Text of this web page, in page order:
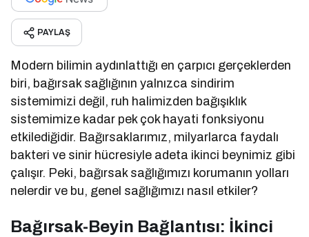
PAYLAŞ
Modern bilimin aydınlattığı en çarpıcı gerçeklerden
biri, bağırsak sağlığının yalnızca sindirim
sistemimizi değil, ruh halimizden bağışıklık
sistemimize kadar pek çok hayati fonksiyonu
etkilediğidir. Bağırsaklarımız, milyarlarca faydalı
bakteri ve sinir hücresiyle adeta ikinci beynimiz gibi
çalışır. Peki, bağırsak sağlığımızı korumanın yolları
nelerdir ve bu, genel sağlığımızı nasıl etkiler?
Bağırsak-Beyin Bağlantısı: İkinci